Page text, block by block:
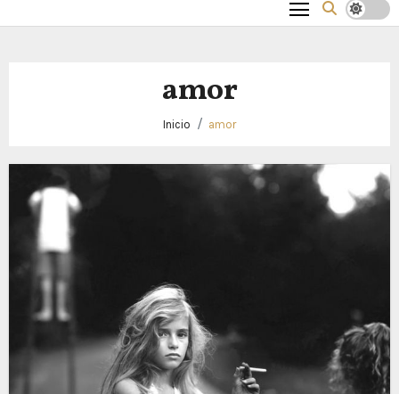
amor
Inicio amor